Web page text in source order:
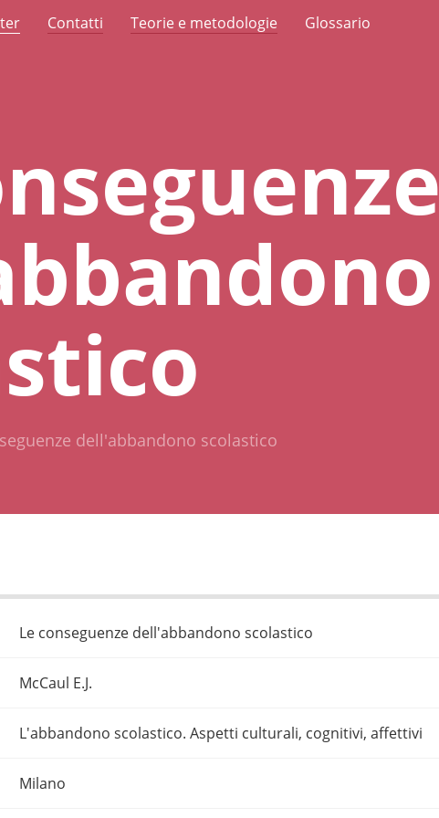
Contatti Teorie e metodologie Glossario
dell'abbandono scolastico
Le conseguenze dell'abbandono scolastico
McCaul E.J.
L'abbandono scolastico. Aspetti culturali, cognitivi, affettivi
Milano